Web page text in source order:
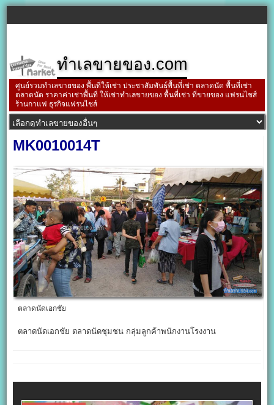
ทำเลขายของ.com
ศูนย์รวมทำเลขายของ พื้นที่ให้เช่า ประชาสัมพันธ์พื้นที่เช่า ตลาดนัด พื้นที่เช่า
ตลาดนัด ราคาค่าเช่าพื้นที่ ให้เช่าทำเลขายของ พื้นที่เช่า ที่ขายของ แฟรนไชส์
ร้านกาแฟ ธุรกิจแฟรนไชส์
MK0010014T
ตลาดนัดเอกชัย
ตลาดนัดเอกชัย ตลาดนัดชุมชน กลุ่มลูกค้าพนักงานโรงงาน